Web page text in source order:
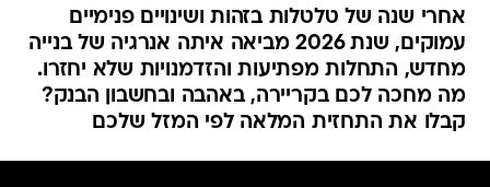
אחרי שנה של טלטלות בזהות ושינויים פנימיים
עמוקים, שנת 2026 מביאה איתה אנרגיה של בנייה
מחדש, התחלות מפתיעות והזדמנויות שלא יחזרו.
מה מחכה לכם בקריירה, באהבה ובחשבון הבנק?
קבלו את התחזית המלאה לפי המזל שלכם